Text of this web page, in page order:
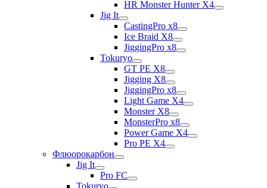
HR Monster Hunter X4
Jig It
CastingPro x8
Ice Braid X8
JiggingPro x8
Tokuryo
GT PE X8
Jigging X8
JiggingPro x8
Light Game X4
Monster X8
MonsterPro x8
Power Game X4
Pro PE X4
Флюорокарбон
Jig It
Pro FC